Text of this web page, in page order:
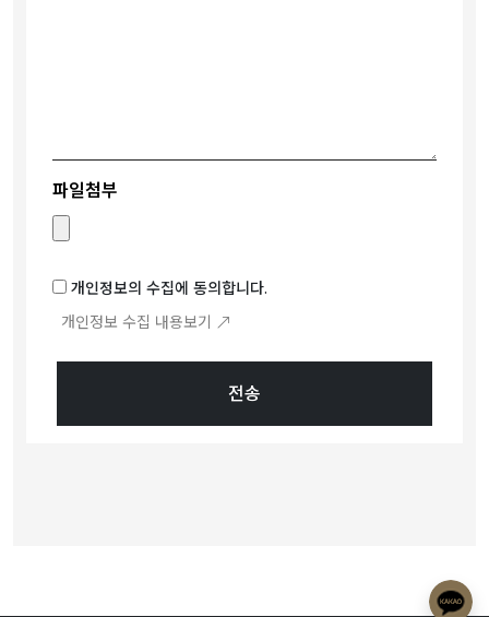
파일첨부
개인정보의 수집에 동의합니다.
개인정보 수집 내용보기
전송